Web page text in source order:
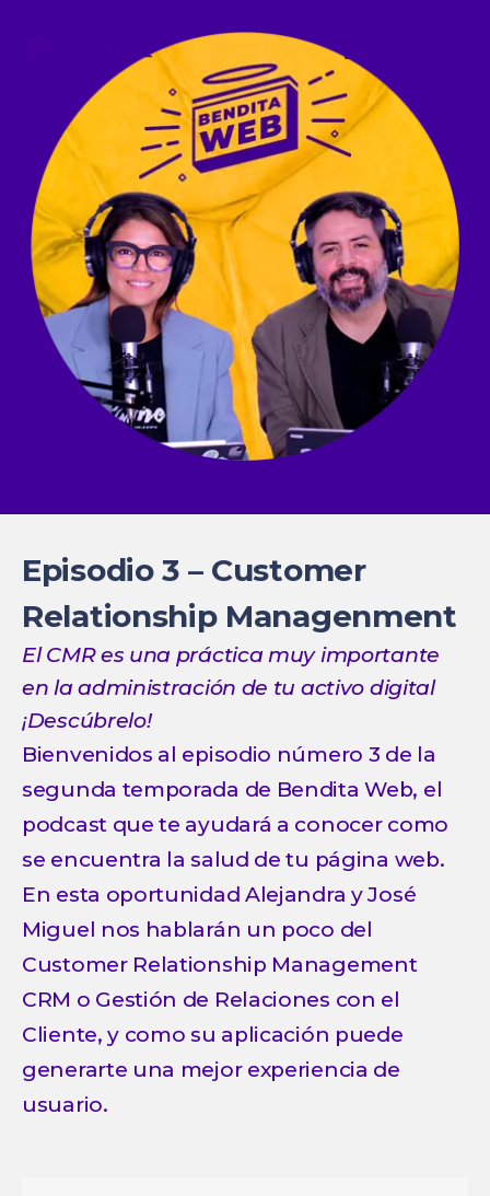
Episodio 3 – Customer
Relationship Managenment
El CMR es una práctica muy importante
en la administración de tu activo digital
¡Descúbrelo!
Bienvenidos al episodio número 3 de la
segunda temporada de Bendita Web, el
podcast que te ayudará a conocer como
se encuentra la salud de tu página web.
En esta oportunidad Alejandra y José
Miguel nos hablarán un poco del
Customer Relationship Management
CRM o Gestión de Relaciones con el
Cliente, y como su aplicación puede
generarte una mejor experiencia de
usuario.